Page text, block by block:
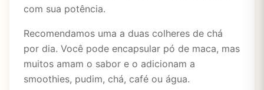
com sua potência.
Recomendamos uma a duas colheres de chá
por dia. Você pode encapsular pó de maca, mas
muitos amam o sabor e o adicionam a
smoothies, pudim, chá, café ou água.